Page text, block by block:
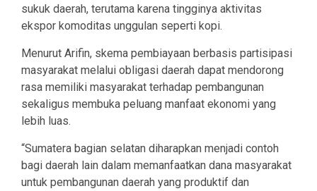
sukuk daerah, terutama karena tingginya aktivitas
ekspor komoditas unggulan seperti kopi.
Menurut Arifin, skema pembiayaan berbasis partisipasi
masyarakat melalui obligasi daerah dapat mendorong
rasa memiliki masyarakat terhadap pembangunan
sekaligus membuka peluang manfaat ekonomi yang
lebih luas.
“Sumatera bagian selatan diharapkan menjadi contoh
bagi daerah lain dalam memanfaatkan dana masyarakat
untuk pembangunan daerah yang produktif dan